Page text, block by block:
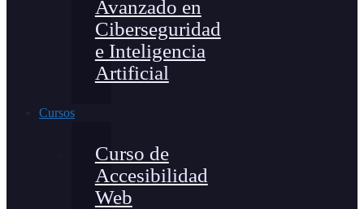
Avanzado en
Ciberseguridad
e Inteligencia
Artificial
Cursos
Curso de
Accesibilidad
Web